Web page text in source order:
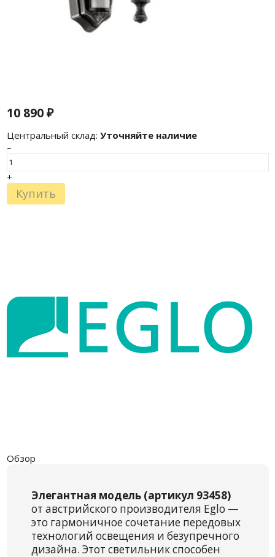
10 890₽
Центральный склад: Уточняйте наличие
–
+
Купить
Обзор
Элегантная модель (артикул 93458)
от австрийского производителя Eglo —
это гармоничное сочетание передовых
технологий освещения и безупречного
дизайна. Этот светильник способен